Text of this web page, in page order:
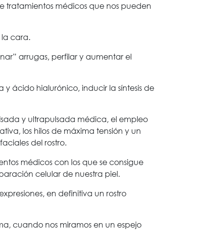
tratamientos médicos que nos pueden
la cara.
arrugas, perfilar y aumentar el
ácido hialurónico, inducir la síntesis de
y ultrapulsada médica, el empleo
los hilos de máxima tensión y un
del rostro.
médicos con los que se consigue
celular de nuestra piel.
en definitiva un rostro
cuando nos miramos en un espejo